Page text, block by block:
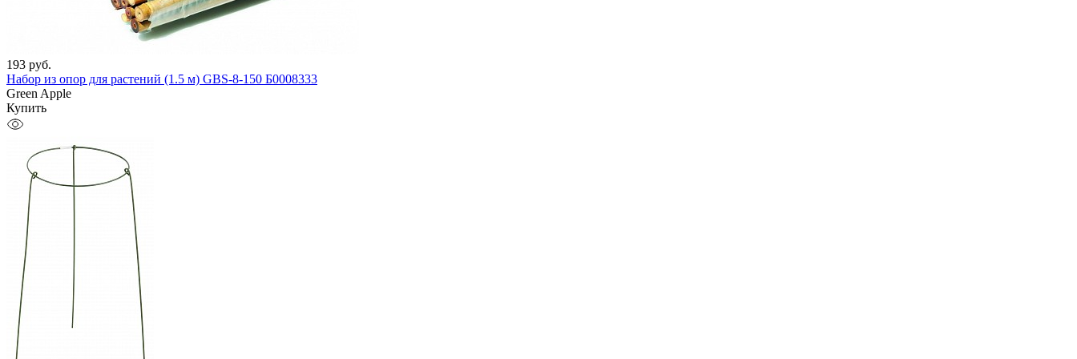
193 руб.
Набор из опор для растений (1.5 м) GBS-8-150 Б0008333
Green Apple
Купить